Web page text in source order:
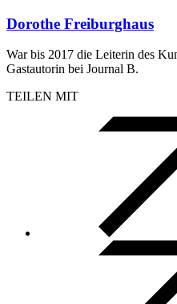
Dorothe Freiburghaus
War bis 2017 die Leiterin des
Gastautorin bei Journal B.
TEILEN MIT